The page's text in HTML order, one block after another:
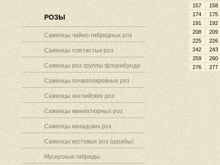
РОЗЫ
Саженцы чайно-гибридных роз
Саженцы плетистых роз
Саженцы роз группы флорибунда
Саженцы почвопокровных роз
Саженцы английских роз
Саженцы миниатюрных роз
Саженцы канадских роз
Саженцы кустовых роз (шрабы)
Мускусные гибриды.
157
158
174
175
191
192
208
209
225
226
242
243
259
260
276
277